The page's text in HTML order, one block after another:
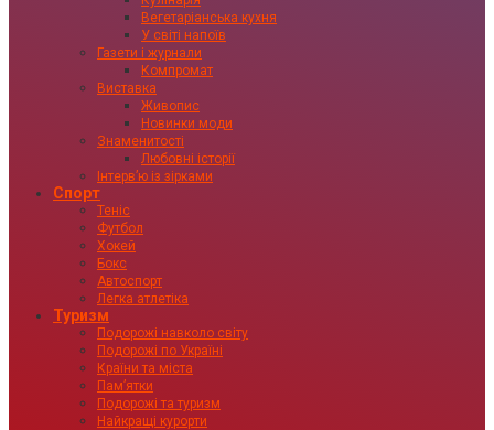
Вегетаріанська кухня
У світі напоїв
Газети і журнали
Компромат
Виставка
Живопис
Новинки моди
Знаменитості
Любовні історії
Інтервʼю із зірками
Спорт
Теніс
Футбол
Хокей
Бокс
Автоспорт
Легка атлетіка
Туризм
Подорожі навколо світу
Подорожі по Україні
Країни та міста
Пам’ятки
Подорожі та туризм
Найкращі курорти